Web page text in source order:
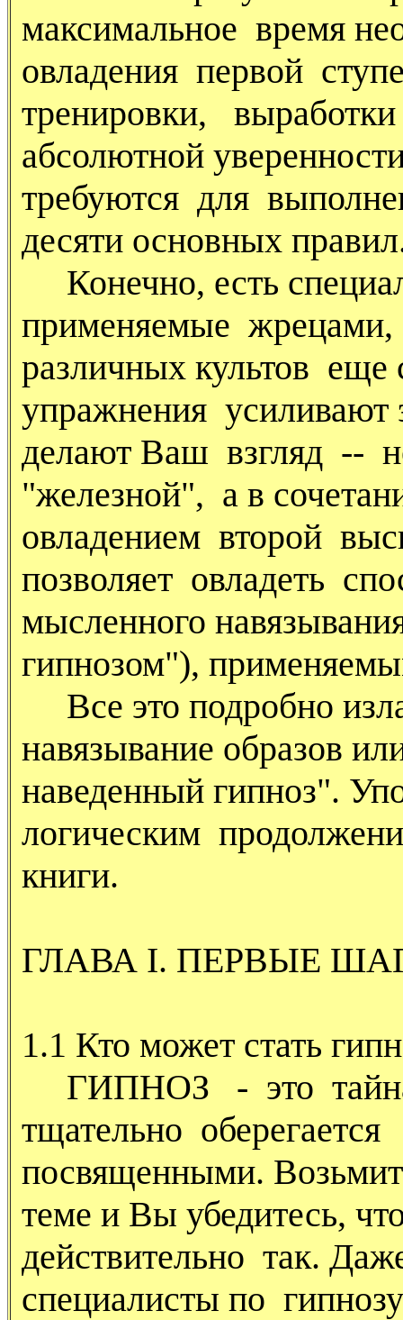
максимальное время
овладения первой
тренировки,
абсолютной
требуются для
десяти основных
Конечно, есть
применяемые жрецами,
различных культов
упражнения усиливают
делают Ваш взгляд --
"железной", а в
овладением второй
позволяет овладеть
мысленного
гипнозом"),
Все это подробно
навязывание образов
наведенный гипноз".
логическим
книги.
ГЛАВА I. ПЕРВЫЕ
1.1 Кто может стать
ГИПНОЗ - это
тщательно оберегается
посвященными.
теме и Вы убедитесь,
действительно так.
специалисты по